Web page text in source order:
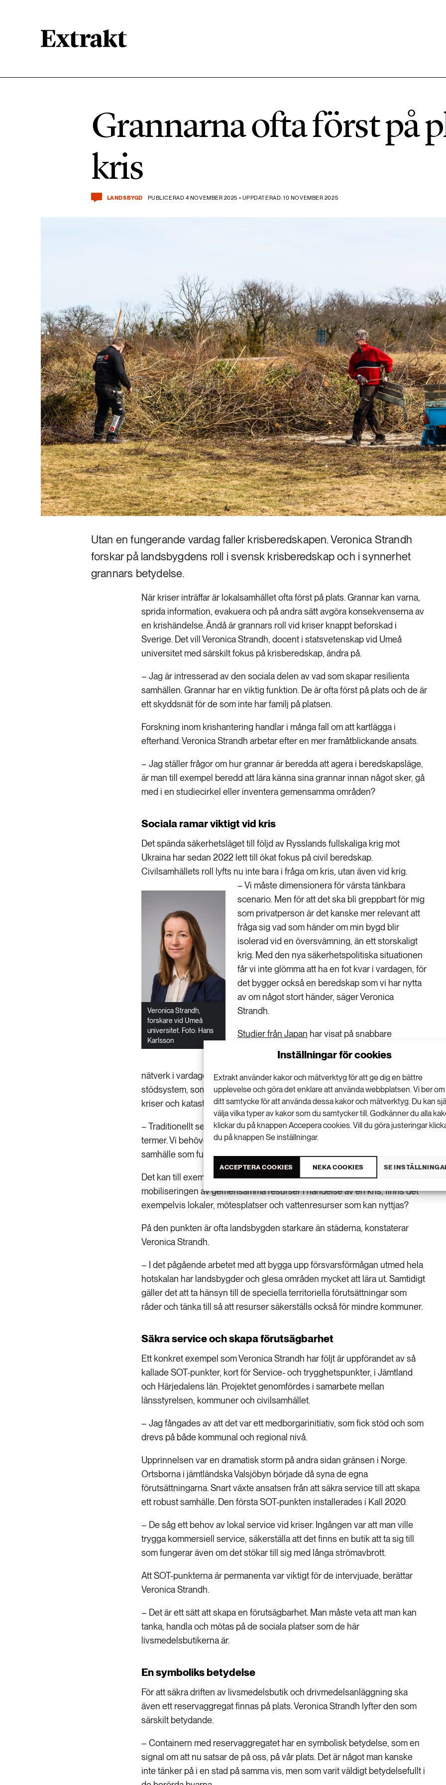
Inställningar för cookies
Extrakt använder kakor och mätverktyg för att ge dig en bättre
upplevelse och göra det enklare att använda webbplatsen. Vi ber om
ditt samtycke för att använda dessa kakor och mätverktyg. Du kan
välja vilka typer av kakor som du samtycker till. Godkänner du alla
klickar du på knappen Accepera cookies. Vill du göra justeringar
du på knappen Se inställningar.
ACCEPTERA COOKIES NEKA COOKIES SE
Kemikalier
1492 ARTIKLAR
Klimat
Livsstil & konsumtion
Social hållbarhet
Grannarna ofta först på
kris
LANDSBYGD PUBLICERAD 4 NOVEMBER 2025 • UPPDATERAD: 10 NOVEMBER 2025
Utan en fungerande vardag faller krisberedskapen. Veronica Strandh
forskar på landsbygdens roll i svensk krisberedskap och i synnerhet
grannars betydelse.
När kriser inträffar är lokalsamhället ofta först på plats. Grannar kan varna,
sprida information, evakuera och på andra sätt avgöra konsekvenserna av
en krishändelse. Ändå är grannars roll vid kriser knappt beforskad i
Sverige. Det vill Veronica Strandh, docent i statsvetenskap vid Umeå
universitet med särskilt fokus på krisberedskap, ändra på.
– Jag är intresserad av den sociala delen av vad som skapar resilienta
samhällen. Grannar har en viktig funktion. De är ofta först på plats och de är
ett skyddsnät för de som inte har familj på platsen.
Forskning inom krishantering handlar i många fall om att kartlägga i
efterhand. Veronica Strandh arbetar efter en mer framåtblickande ansats.
– Jag ställer frågor om hur grannar är beredda att agera i beredskapsläge,
är man till exempel beredd att lära känna sina grannar innan något sker, gå
med i en studiecirkel eller inventera gemensamma områden?
Sociala ramar viktigt vid kris
Det spända säkerhetsläget till följd av Rysslands fullskaliga krig mot
Ukraina har sedan 2022 lett till ökat fokus på civil beredskap.
Civilsamhällets roll lyfts nu inte bara i fråga om kris, utan även vid krig.
Veronica Strandh,
forskare vid Umeå
universitet. Foto: Hans
Karlsson
– Vi måste dimensionera för värsta tänkbara
scenario. Men för att det ska bli greppbart för mig
som privatperson är det kanske mer relevant att
fråga sig vad som händer om min bygd blir
isolerad vid en översvämning, än ett storskaligt
krig. Med den nya säkerhetspolitiska situationen
får vi inte glömma att ha en fot kvar i vardagen, för
det bygger också en beredskap som vi har nytta
av om något stort händer, säger Veronica
Strandh.
Studier från Japan har visat på snabbare
sociala ramar finns på plats. Starka sociala
nätverk i vardagen minskar risken för stress vid kriser och emotionella
stödsystem, som sociala nätverk, kan också påskynda återhämtning efter
kriser och katastrofer.
– Traditionellt sett har robustheten hos ett samhälle mätts i materiella
termer. Vi behöver fördjupa förståelsen av samhällets betydelse. Ett
samhälle som funderat kring sin roll vid kris blir mer robust.
Det kan till exempel innebära att man ser över planeringen för
mobiliseringen av gemensamma resurser i händelse av en kris, finns det
exempelvis lokaler, mötesplatser och vattenresurser som kan nyttjas?
På den punkten är ofta landsbygden starkare än städerna, konstaterar
Veronica Strandh.
– I det pågående arbetet med att bygga upp försvarsförmågan utmed hela
hotskalan har landsbygder och glesa områden mycket att lära ut. Samtidigt
gäller det att ta hänsyn till de speciella territoriella förutsättningar som
råder och tänka till så att resurser säkerställs också för mindre kommuner.
Säkra service och skapa förutsägbarhet
Ett konkret exempel som Veronica Strandh har följt är uppförandet av så
kallade SOT-punkter, kort för Service- och trygghetspunkter, i Jämtland
och Härjedalens län. Projektet genomfördes i samarbete mellan
länsstyrelsen, kommuner och civilsamhället.
– Jag fångades av att det var ett medborgarinitiativ, som fick stöd och som
drevs på både kommunal och regional nivå.
Upprinnelsen var en dramatisk storm på andra sidan gränsen i Norge.
Ortsborna i jämtländska Valsjöbyn började då syna de egna
förutsättningarna. Snart växte ansatsen från att säkra service till att skapa
ett robust samhälle. Den första SOT-punkten installerades i Kall 2020.
– De såg ett behov av lokal service vid kriser. Ingången var att man ville
trygga kommersiell service, säkerställa att det finns en butik att ta sig till
som fungerar även om det stökar till sig med långa strömavbrott.
Att SOT-punkterna är permanenta var viktigt för de intervjuade, berättar
Veronica Strandh.
– Det är ett sätt att skapa en förutsägbarhet. Man måste veta att man kan
tanka, handla och mötas på de sociala platser som de här
livsmedelsbutikerna är.
En symboliks betydelse
För att säkra driften av livsmedelsbutik och drivmedelsanläggning ska
även ett reservaggregat finnas på plats. Veronica Strandh lyfter den som
särskilt betydande.
– Containern med reservaggregatet har en symbolisk betydelse, som en
signal om att nu satsar de på oss, på vår plats. Det är något man kanske
inte tänker på i en stad på samma vis, men som varit väldigt betydelsefullt i